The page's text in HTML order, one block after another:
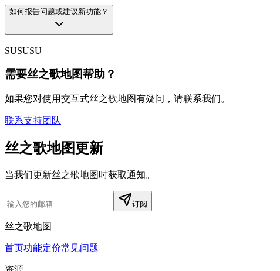
如何报告问题或建议新功能？
SUSUSU
需要丝之歌地图帮助？
如果您对使用交互式丝之歌地图有疑问，请联系我们。
联系支持团队
丝之歌地图更新
当我们更新丝之歌地图时获取通知。
订阅
丝之歌地图
首页功能定价常见问题